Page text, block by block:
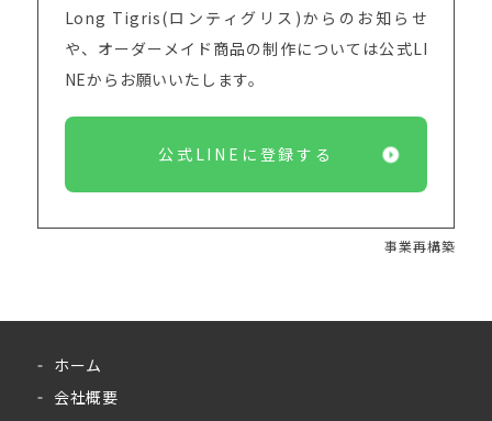
Long Tigris(ロンティグリス)からのお知らせ
や、オーダーメイド商品の制作については公式LI
NEからお願いいたします。
公式LINEに登録する
事業再構築
ホーム
会社概要